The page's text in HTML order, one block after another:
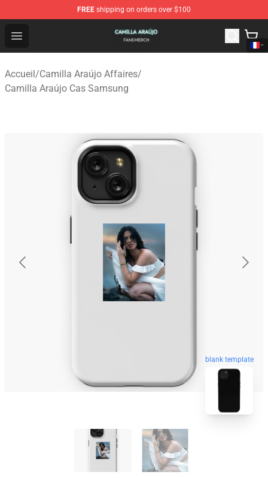
FREE shipping on orders over $100
Open menu
Camilla Araújo Shop - Official Camilla Araújo
Accueil/Camilla Araújo Affaires/
Camilla Araújo Cas Samsung
blank template